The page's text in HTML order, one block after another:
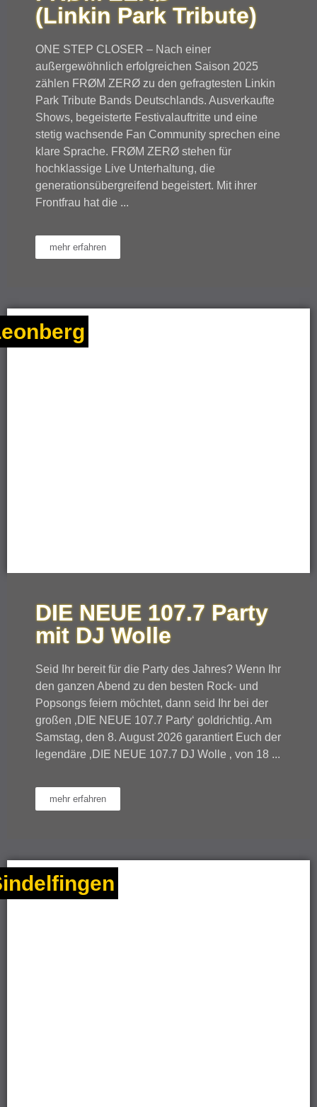
(Linkin Park Tribute)
ONE STEP CLOSER – Nach einer
außergewöhnlich erfolgreichen Saison 2025
zählen FRØM ZERØ zu den gefragtesten Linkin
Park Tribute Bands Deutschlands. Ausverkaufte
Shows, begeisterte Festivalauftritte und eine
stetig wachsende Fan Community sprechen eine
klare Sprache. FRØM ZERØ stehen für
hochklassige Live Unterhaltung, die
generationsübergreifend begeistert. Mit ihrer
Frontfrau hat die ...
mehr erfahren
DIE NEUE 107.7 Party
mit DJ Wolle
Seid Ihr bereit für die Party des Jahres? Wenn Ihr
den ganzen Abend zu den besten Rock- und
Popsongs feiern möchtet, dann seid Ihr bei der
großen ‚DIE NEUE 107.7 Party‘ goldrichtig. Am
Samstag, den 8. August 2026 garantiert Euch der
legendäre ‚DIE NEUE 107.7 DJ Wolle ‚ von 18 ...
mehr erfahren